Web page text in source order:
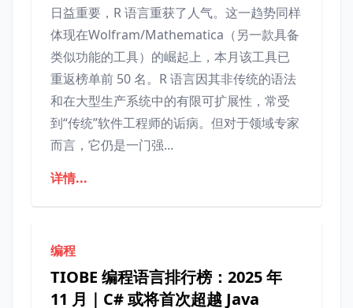
日益重要，R 语言重获了人气。这一趋势同样
体现在Wolfram/Mathematica（另一款具备
类似功能的工具）的崛起上，本月该工具已
重返榜单前 50 名。R 语言因其非传统的语法
和在大型生产系统中的有限可扩展性，常受
到“传统”软件工程师的诟病。但对于领域专家
而言，它仍是一门强...
详情...
编程
TIOBE 编程语言排行榜：2025 年
11 月｜C# 或将首次超越 Java